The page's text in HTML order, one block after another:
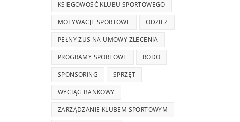
KSIĘGOWOŚĆ KLUBU SPORTOWEGO
MOTYWACJE SPORTOWE ODZIEŻ
PEŁNY ZUS NA UMOWY ZLECENIA
PROGRAMY SPORTOWE RODO
SPONSORING SPRZĘT
WYCIĄG BANKOWY
ZARZĄDZANIE KLUBEM SPORTOWYM